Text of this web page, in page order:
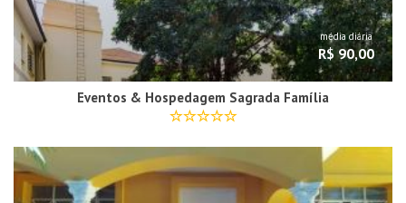
média diária
R$ 90,00
Eventos & Hospedagem Sagrada Família